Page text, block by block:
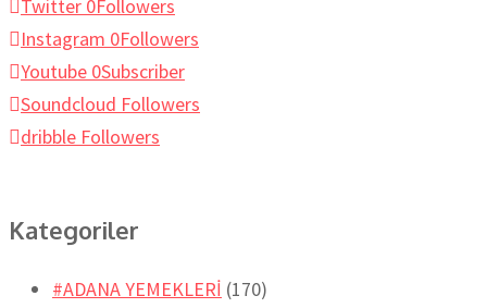
Twitter 0Followers
Instagram 0Followers
Youtube 0Subscriber
Soundcloud Followers
dribble Followers
Kategoriler
#ADANA YEMEKLERİ (170)